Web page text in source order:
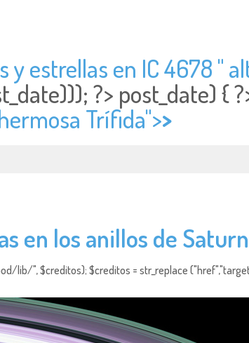
y estrellas en IC 4678 "
?> post_date) {
Trífida">>
en los anillos de
lib/", $creditos); $creditos = str_replace